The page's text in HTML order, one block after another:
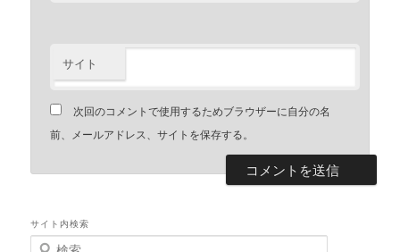
サイト
次回のコメントで使用するためブラウザーに自分の名
前、メールアドレス、サイトを保存する。
サイト内検索
検